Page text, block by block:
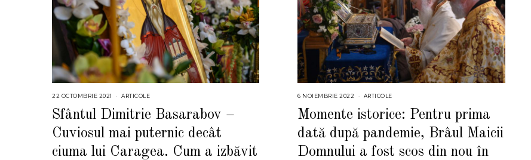
22 OCTOMBRIE 2021
O
C
O
M
B
R
ARTICOLE
Sfântul Dimitrie Basarabov –
Cuviosul mai puternic decât
ciuma lui Caragea. Cum a izbăvit
6 NOIEMBRIE 2022
O
M
B
R
ARTICOLE
Momente istorice: Pentru prima
dată după pandemie, Brâul Maicii
Domnului a fost scos din nou în